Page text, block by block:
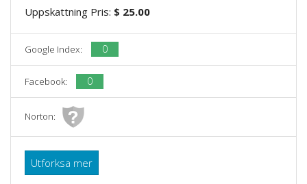
Uppskattning Pris: $ 25.00
Google Index: 0
Facebook: 0
Norton:
Utforksa mer